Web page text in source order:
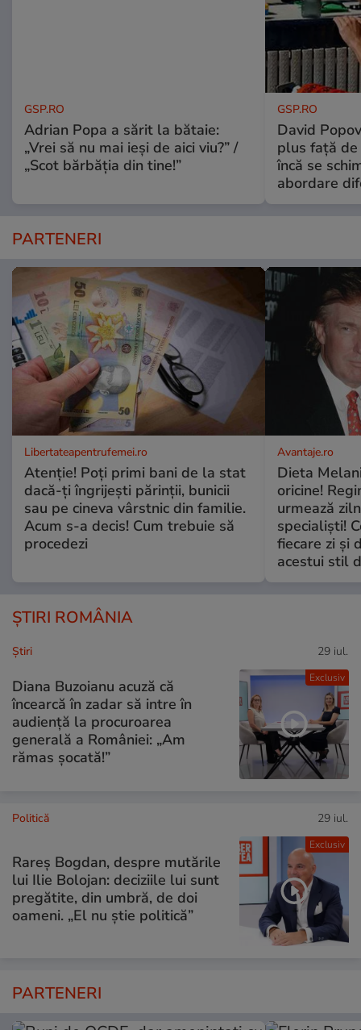
GSP.RO
Adrian Popa a sărit la bătaie:
„Vrei să nu mai ieși de aici viu?” /
„Scot bărbăția din tine!”
GSP.RO
David
plus față de
încă se
abordare
PARTENERI
Libertateapentrufemei.ro
Atenție! Poți primi bani de la stat
dacă-ți îngrijești părinții, bunicii
sau pe cineva vârstnic din familie.
Acum s-a decis! Cum trebuie să
procedezi
Avantaje.ro
Dieta
oricine!
urmează
specialiști!
fiecare zi și
acestui stil
ȘTIRI ROMÂNIA
Exclusiv
Ştiri 29 iul.
Diana Buzoianu acuză că
încearcă în zadar să intre în
audiență la procuroarea
generală a României: „Am
rămas șocată!”
Exclusiv
Politică 29 iul.
Rareș Bogdan, despre mutările
lui Ilie Bolojan: deciziile lui sunt
pregătite, din umbră, de doi
oameni. „El nu știe politică”
PARTENERI